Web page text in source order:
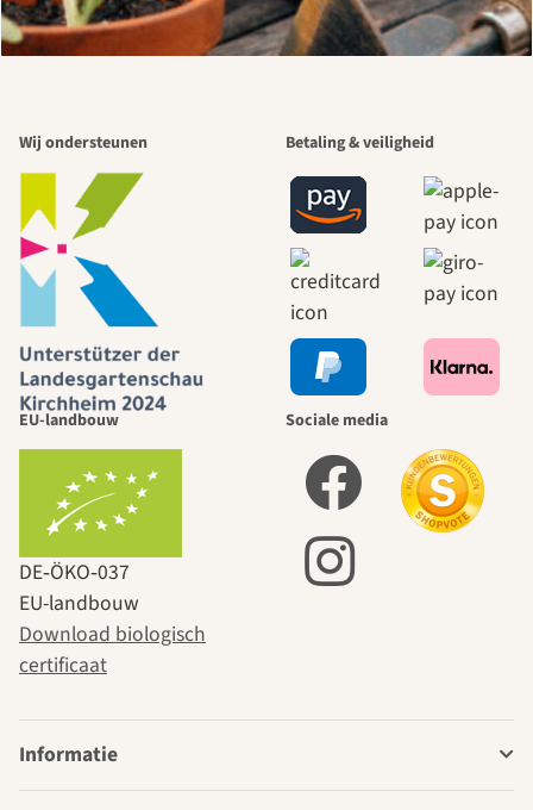
Wij ondersteunen Betaling & veiligheid
EU-landbouw
DE‑ÖKO‑037
EU-landbouw
Download biologisch
certificaat
Sociale media
Informatie